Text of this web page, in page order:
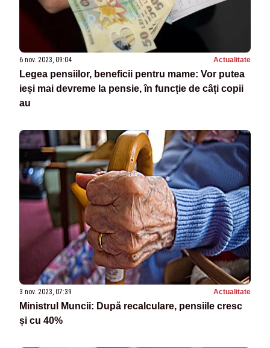
6 nov. 2023, 09:04 Actualitate
Legea pensiilor, beneficii pentru mame: Vor putea
ieși mai devreme la pensie, în funcție de câți copii
au
3 nov. 2023, 07:39 Actualitate
Ministrul Muncii: După recalculare, pensiile cresc
și cu 40%